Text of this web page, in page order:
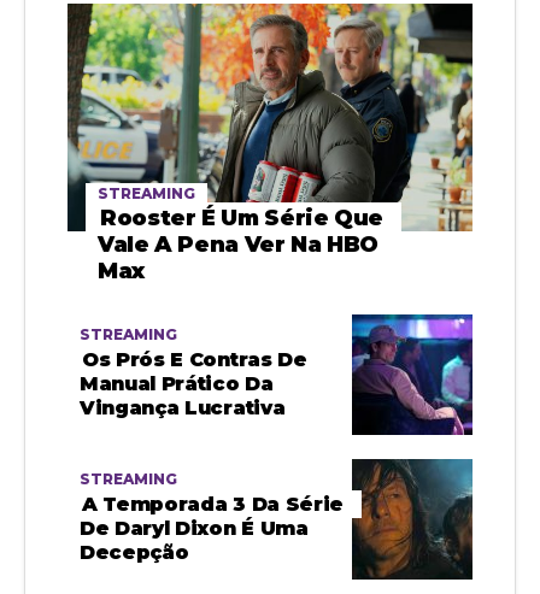
STREAMING
Rooster É Um Série Que
Vale A Pena Ver Na HBO
Max
STREAMING
Os Prós E Contras De
Manual Prático Da
Vingança Lucrativa
STREAMING
A Temporada 3 Da Série
De Daryl Dixon É Uma
Decepção